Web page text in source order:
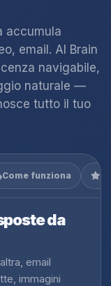
accumula
email. AI Brain
navigabile,
naturale —
tutto il tuo
Come funziona
da
email
immagini